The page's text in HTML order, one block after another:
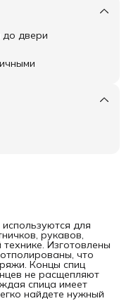
до двери
для
рукавов,
Изготовлены
что
Концы спиц
не расщепляют
спица имеет
найдете нужный